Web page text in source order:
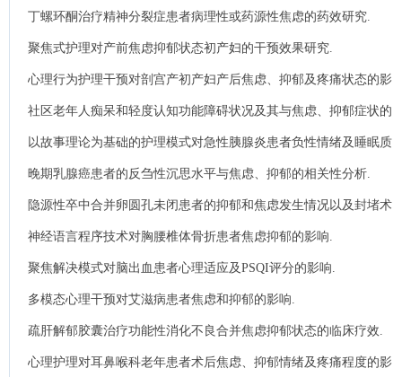
究.
丁螺环酮治疗精神分裂症患者病理性或药源性焦虑的药效研究.
聚焦式护理对产前焦虑抑郁状态初产妇的干预效果研究.
心理行为护理干预对剖宫产初产妇产后焦虑、抑郁及疼痛状态的影
响.
社区老年人痴呆和轻度认知功能障碍状况及其与焦虑、抑郁症状的
关系分析.
以故事理论为基础的护理模式对急性胰腺炎患者负性情绪及睡眠质
量的影响.
晚期乳腺癌患者的反刍性沉思水平与焦虑、抑郁的相关性分析.
隐源性卒中合并卵圆孔未闭患者的抑郁和焦虑发生情况以及封堵术
对其的影响.
神经语言程序技术对胸腰椎体骨折患者焦虑抑郁的影响.
聚焦解决模式对脑出血患者心理适应及PSQI评分的影响.
多模态心理干预对艾滋病患者焦虑和抑郁的影响.
疏肝解郁胶囊治疗功能性消化不良合并焦虑抑郁状态的临床疗效.
心理护理对耳鼻喉科老年患者术后焦虑、抑郁情绪及疼痛程度的影